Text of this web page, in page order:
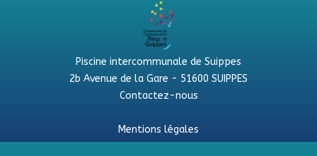
Piscine intercommunale de Suippes
2b Avenue de la Gare - 51600 SUIPPES
Contactez-nous
Mentions légales